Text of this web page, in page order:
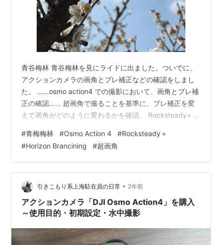
青谷梅林 青谷梅林を見にライドに出ました。ついでに、
アクションカメラの画角とブレ補正などの確認をしまし
た。 ……osmo action4 での撮影において、画角とブレ補
正の確認…… 超画角で撮ることを基準に、ブレ補正を変
えて画角がどのように変わるかを確認。 Rocksteady+ 、
がかなり狭くなる。せっかくのアクションカメラの超画
角映像が得られないのです。画角をとるか、ブレ補正を
とるかの選択が必要になります。でこぼこ道ではブレが
大きくなるでしょうからより補正の利いた手振れ補正は
欲しいのですが……。 梅の開花の様子
#青梅梅林 #Osmo Action 4 #Rocksteady＋
#Horizon Brancining #超画角
引きこもり系上海駐在員の日常 • 2年前
アクションカメラ「DJI Osmo Action4」を購入
～使用目的・初期設定・水中撮影